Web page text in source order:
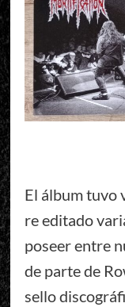
El álbum tuvo
re editado
poseer entre
de parte de
sello